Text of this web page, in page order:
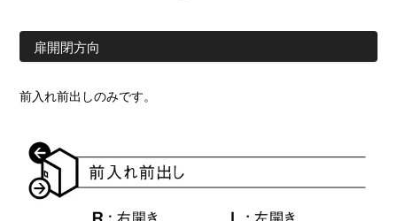
扉開閉方向
前入れ前出しのみです。